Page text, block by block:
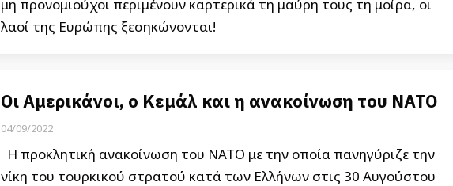
μη προνομιούχοι περιμένουν καρτερικά τη μαύρη τους τη μοίρα, οι
λαοί της Ευρώπης ξεσηκώνονται!
Οι Αμερικάνοι, ο Κεμάλ και η ανακοίνωση του ΝΑΤΟ
04/09/2022
Η προκλητική ανακοίνωση του ΝΑΤΟ με την οποία πανηγύριζε την
νίκη του τουρκικού στρατού κατά των Ελλήνων στις 30 Αυγούστου